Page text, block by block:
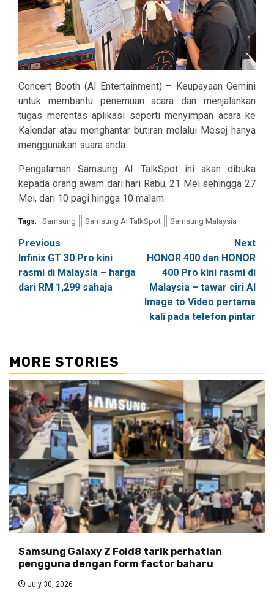
Concert Booth (AI Entertainment) – Keupayaan Gemini
untuk membantu penemuan acara dan menjalankan
tugas merentas aplikasi seperti menyimpan acara ke
Kalendar atau menghantar butiran melalui Mesej hanya
menggunakan suara anda.
Pengalaman Samsung AI TalkSpot ini akan dibuka
kepada orang awam dari hari Rabu, 21 Mei sehingga 27
Mei, dari 10 pagi hingga 10 malam.
Tags: Samsung Samsung AI TalkSpot Samsung Malaysia
Post
navigation
Previous
Infinix GT 30 Pro kini
rasmi di Malaysia – harga
dari RM 1,299 sahaja
Next
HONOR 400 dan HONOR
400 Pro kini rasmi di
Malaysia – tawar ciri AI
Image to Video pertama
kali pada telefon pintar
MORE STORIES
Samsung Galaxy Z Fold8 tarik perhatian
pengguna dengan form factor baharu
July 30, 2026